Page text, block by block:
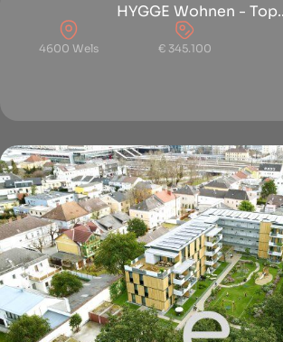
HYGGE Wohnen -
4600 Wels € 345.100